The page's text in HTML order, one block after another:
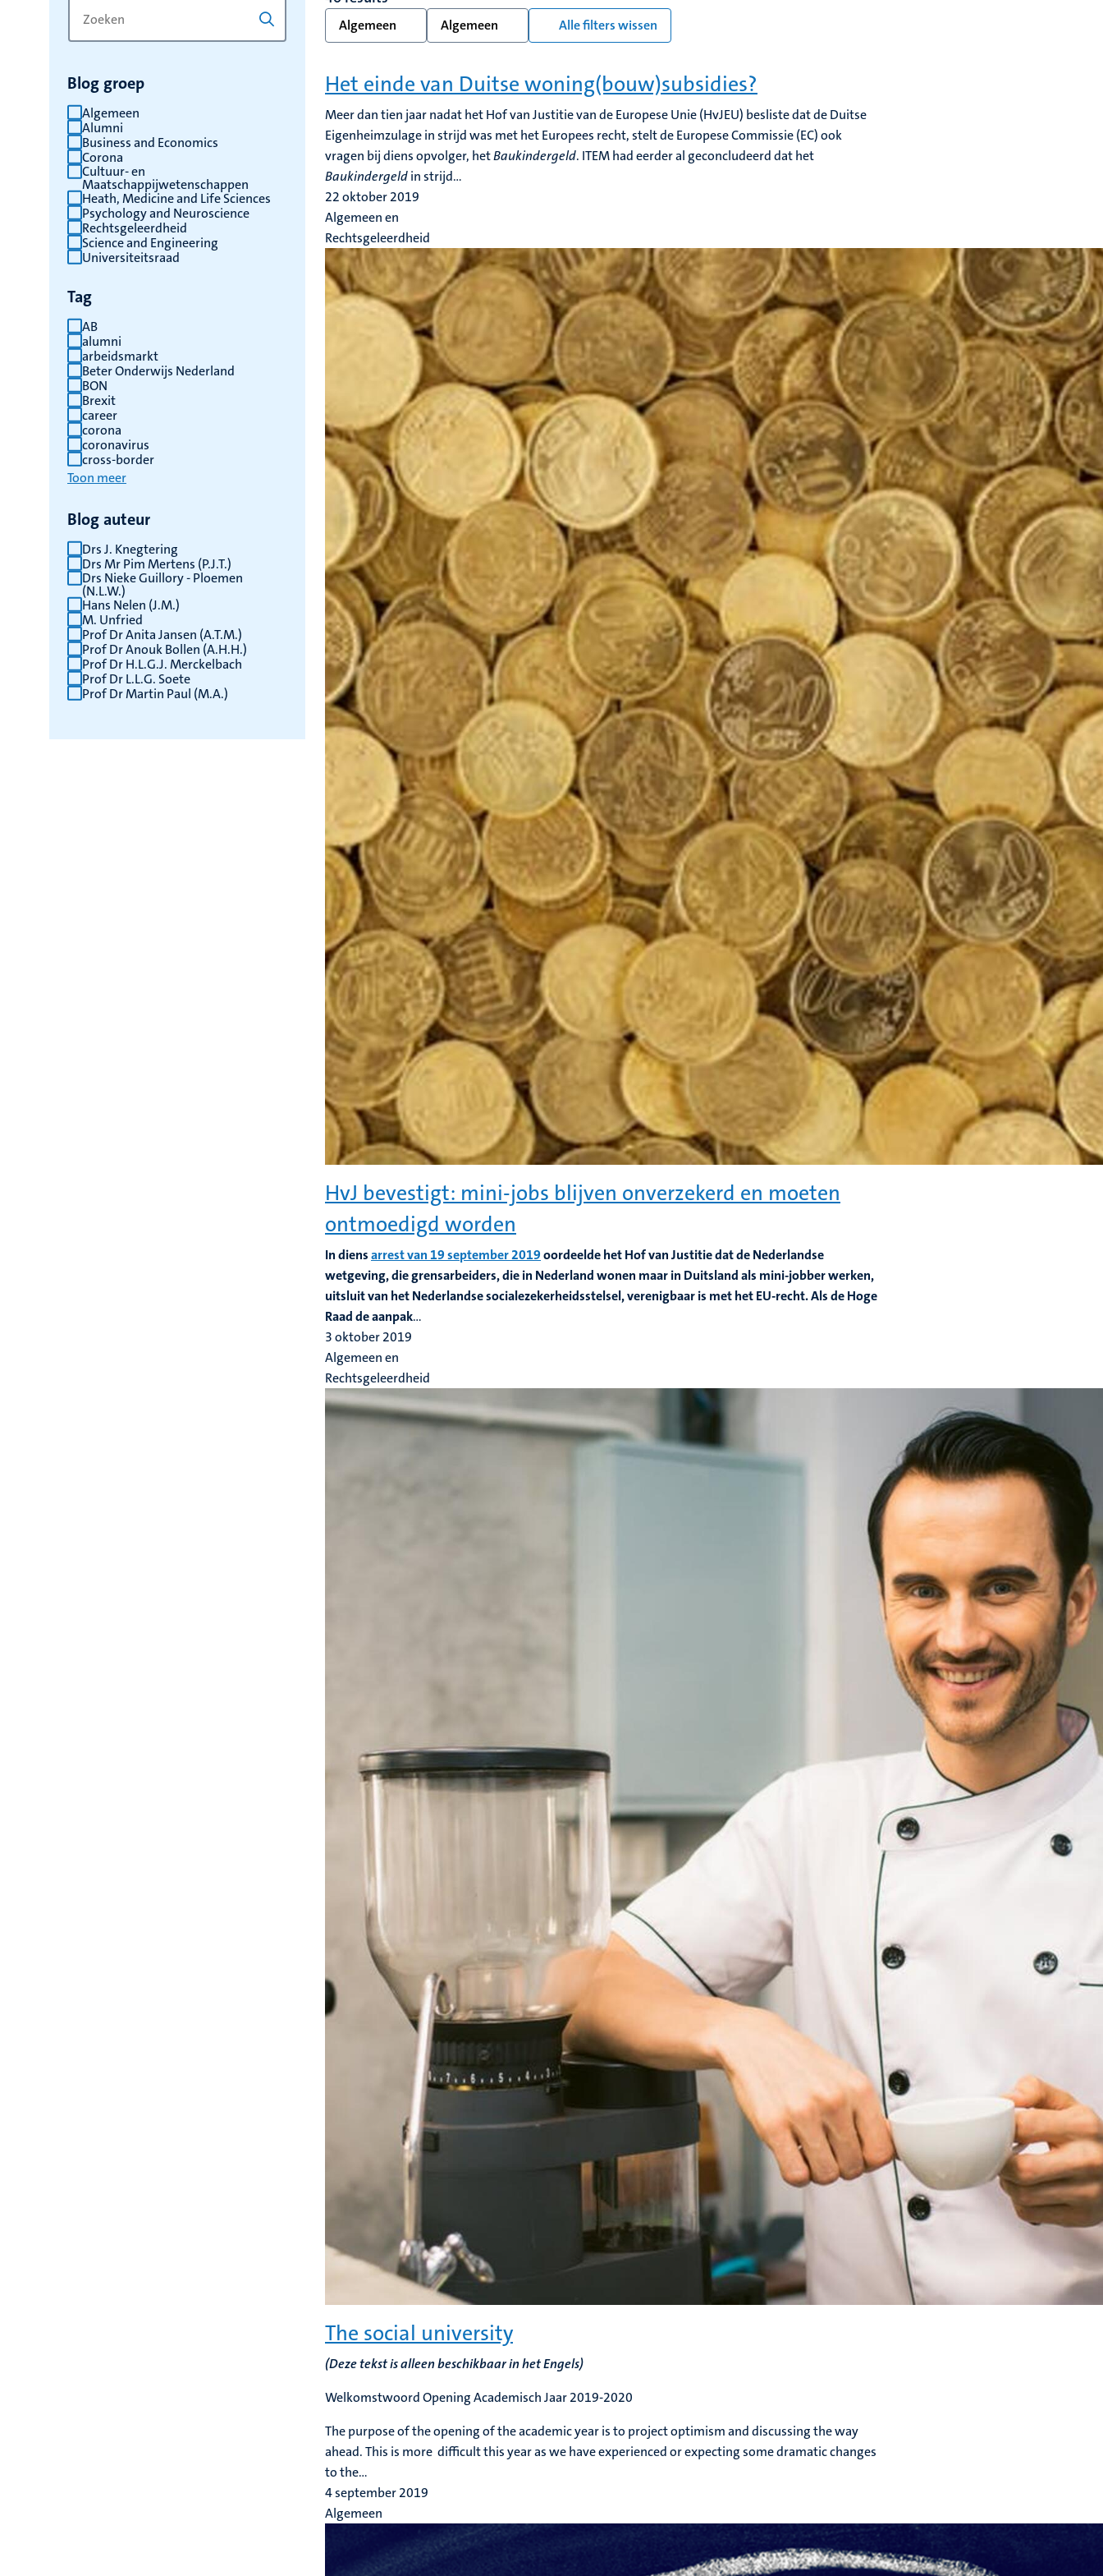
trefwoord
trefwoord
resultaten
vernieuwen
Blog groep
Algemeen
Alumni
Business and Economics
Corona
Cultuur- en
Maatschappijwetenschappen
Heath, Medicine and Life Sciences
Psychology and Neuroscience
Rechtsgeleerdheid
Science and Engineering
Universiteitsraad
Tag
AB
alumni
arbeidsmarkt
Beter Onderwijs Nederland
BON
Brexit
career
corona
coronavirus
cross-border
Toon meer
Blog auteur
Drs J. Knegtering
Drs Mr Pim Mertens (P.J.T.)
Drs Nieke Guillory - Ploemen
(N.L.W.)
Hans Nelen (J.M.)
M. Unfried
Prof Dr Anita Jansen (A.T.M.)
Prof Dr Anouk Bollen (A.H.H.)
Prof Dr H.L.G.J. Merckelbach
Prof Dr L.L.G. Soete
Prof Dr Martin Paul (M.A.)
Algemeen Algemeen Alle filters wissen
Het einde van Duitse woning(bouw)subsidies?
Meer dan tien jaar nadat het Hof van Justitie van de Europese Unie (HvJEU) besliste dat de Duitse
Eigenheimzulage in strijd was met het Europees recht, stelt de Europese Commissie (EC) ook
vragen bij diens opvolger, hetBaukindergeld. ITEM had eerder al geconcludeerd dat het
Baukindergeldin strijd...
22 oktober 2019
Algemeen en
Rechtsgeleerdheid
HvJ bevestigt: mini-jobs blijven onverzekerd en moeten
ontmoedigd worden
In diensarrest van 19 september 2019oordeelde het Hof van Justitie dat de Nederlandse
wetgeving, die grensarbeiders, die in Nederland wonen maar in Duitsland als mini-jobber werken,
uitsluit van het Nederlandse socialezekerheidsstelsel, verenigbaar is met het EU-recht. Als de Hoge
Raad de aanpak...
3 oktober 2019
Algemeen en
Rechtsgeleerdheid
The social university
(Deze tekst is alleen beschikbaar in het Engels)
Welkomstwoord Opening Academisch Jaar 2019-2020
The purpose of the opening of the academic year is to project optimism and discussing the way
ahead. This is more difficult this year as we have experienced or expecting some dramatic changes
to the...
4 september 2019
Algemeen